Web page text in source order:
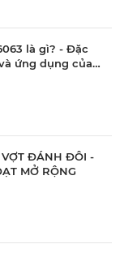
là gì? - Đặc
ứng dụng của
ĐÁNH ĐÔI -
MỞ RỘNG